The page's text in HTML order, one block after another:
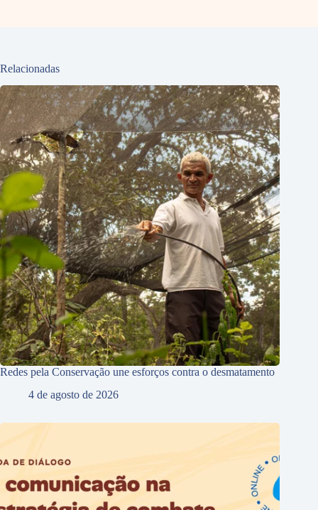
Relacionadas
Redes pela Conservação une esforços contra o desmatamento
4 de agosto de 2026